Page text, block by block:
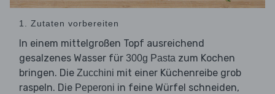
1. Zutaten vorbereiten
In einem mittelgroßen Topf ausreichend
gesalzenes Wasser für 300g Pasta zum Kochen
bringen. Die Zucchini mit einer Küchenreibe grob
raspeln. Die Peperoni in feine Würfel schneiden,